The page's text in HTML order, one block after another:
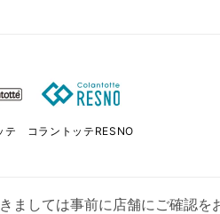
テ コラントッテRESNO
ましては事前に店舗にご確認を